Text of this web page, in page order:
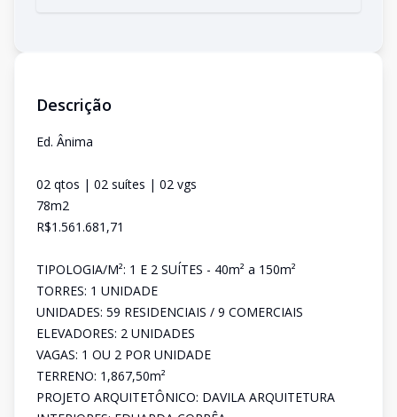
Descrição
Ed. Ânima
02 qtos | 02 suítes | 02 vgs
78m2
R$1.561.681,71
TIPOLOGIA/M²: 1 E 2 SUÍTES - 40m² a 150m²
TORRES: 1 UNIDADE
UNIDADES: 59 RESIDENCIAIS / 9 COMERCIAIS
ELEVADORES: 2 UNIDADES
VAGAS: 1 OU 2 POR UNIDADE
TERRENO: 1,867,50m²
PROJETO ARQUITETÔNICO: DAVILA ARQUITETURA